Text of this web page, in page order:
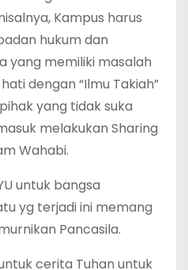
Kampus harus
hukum dan
yang memiliki masalah
dengan “Ilmu Takiah”
yang tidak suka
melakukan Sharing
Wahabi.
untuk bangsa
yg terjadi ini memang
Pancasila.
cerita Tuhan untuk